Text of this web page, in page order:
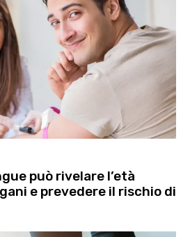
può rivelare l’età
e prevedere il rischio di